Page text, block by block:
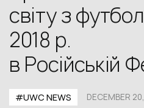
світу з
2018 р.
в Російській
#UWC NEWS DECEMBER